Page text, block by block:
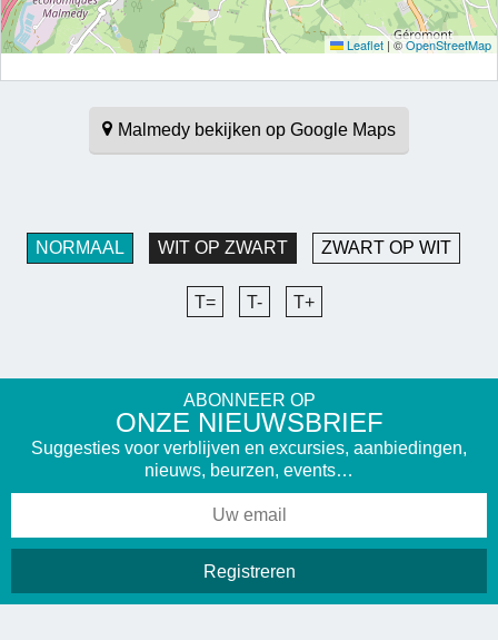
Leaflet |©OpenStreetMap
Malmedy bekijken op Google Maps
NORMAAL WIT OP ZWART ZWART OP WIT
T= T- T+
ABONNEER OP
ONZE NIEUWSBRIEF
Suggesties voor verblijven en excursies, aanbiedingen,
nieuws, beurzen, events…